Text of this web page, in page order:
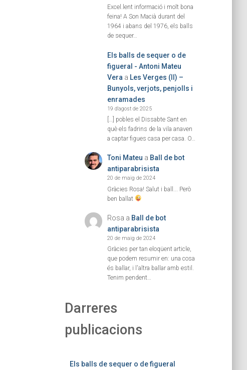
Excel.lent informació i molt bona
feina! A Son Macià durant del
1964 i abans del 1976, els balls
de sequer…
Els balls de sequer o de
figueral - Antoni Mateu
Vera a Les Verges (II) –
Bunyols, verjots, penjolls i
enramades
19 d'agost de 2025
[…] pobles el Dissabte Sant en
què els fadrins de la vila anaven
a captar figues casa per casa. O…
Toni Mateu a Ball de bot
antiparabrisista
20 de maig de 2024
Gràcies Rosa! Salut i ball... Però
ben ballat
Rosa a Ball de bot
antiparabrisista
20 de maig de 2024
Gràcies per tan eloqüent article,
que podem resumir en: una cosa
és ballar, i l'altra ballar amb estil.
Tenim pendent…
Darreres
publicacions
Els balls de sequer o de figueral